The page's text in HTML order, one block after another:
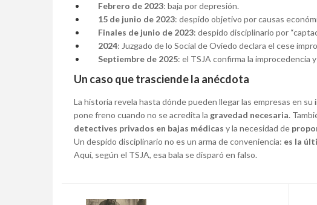
Febrero de 2023: baja por depresión.
15 de junio de 2023: despido objetivo por causas
Finales de junio de 2023: despido disciplinario por
2024: Juzgado de lo Social de Oviedo declara el cese
Septiembre de 2025: el TSJA confirma la improcedencia
Un caso que trasciende la anécdota
La historia revela hasta dónde pueden llegar las empresas en
pone freno cuando no se acredita la gravedad necesaria.
detectives privados en bajas médicas y la necesidad de
Un despido disciplinario no es un arma de conveniencia: es la
Aquí, según el TSJA, esa bala se disparó en falso.